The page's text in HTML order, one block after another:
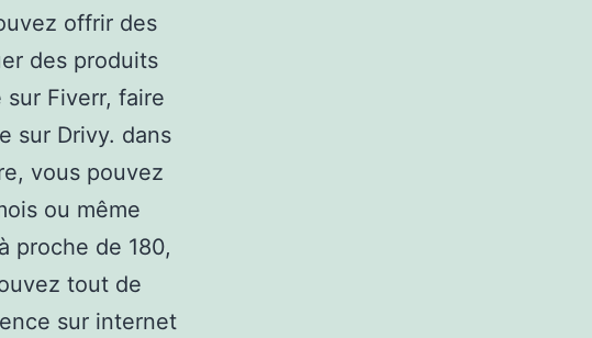
offrir des
des produits
Fiverr, faire
sur Drivy. dans
vous pouvez
ou même
proche de 180,
tout de
sur internet